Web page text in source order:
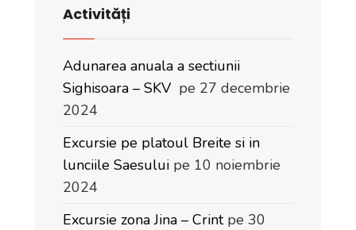
Activități
Adunarea anuala a sectiunii
Sighisoara – SKV pe 27 decembrie
2024
Excursie pe platoul Breite si in
lunciile Saesului pe 10 noiembrie
2024
Excursie zona Jina – Crintpe 30